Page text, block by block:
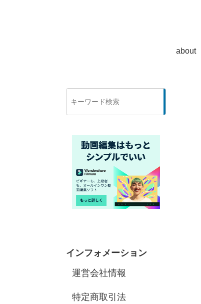
about
インフォメーション
運営会社情報
特定商取引法